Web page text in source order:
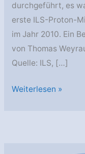
durchgeführt, es
erste ILS-Proton-
im Jahr 2010. Ein
von Thomas
Quelle: ILS, […]
Intelsat
Weiterlesen »